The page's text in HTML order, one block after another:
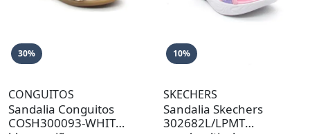
30%
CONGUITOS
Sandalia Conguitos
COSH300093-WHIT
10%
SKECHERS
Sandalia Skechers
302682L/LPMT